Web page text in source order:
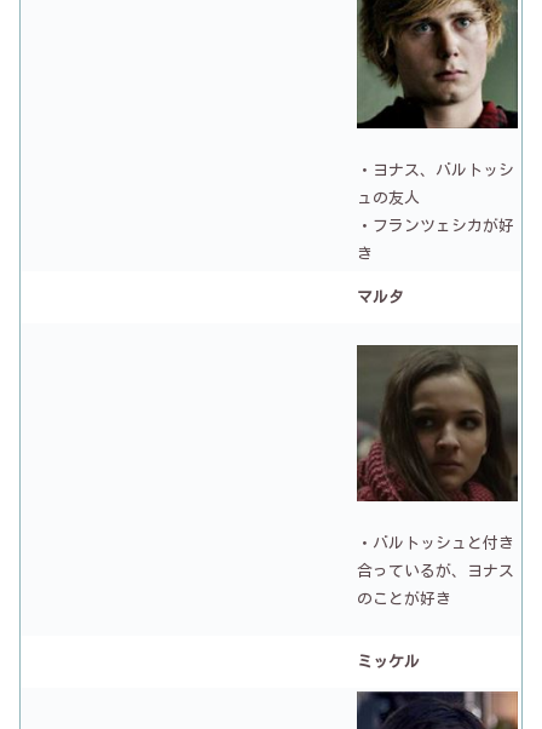
・ヨナス、バルトッシ
ュの友人
・フランツェシカが好
き
マルタ
・バルトッシュと付き
合っているが、ヨナス
のことが好き
ミッケル